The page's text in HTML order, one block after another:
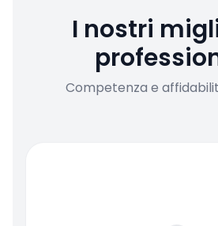
I nostri
Competenza e